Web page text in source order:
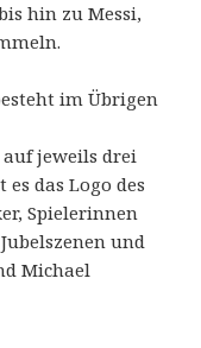
hin zu Messi,
im Übrigen
jeweils drei
das Logo des
Spielerinnen
und
Michael